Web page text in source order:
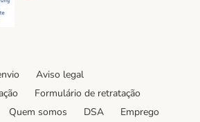
Aviso legal
Formulário de retratação
Quem somos DSA Emprego